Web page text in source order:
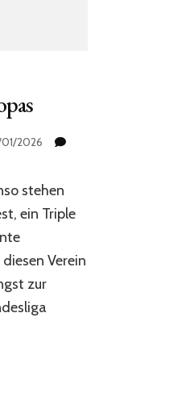
2026
stehen
ein Triple
Verein
zur